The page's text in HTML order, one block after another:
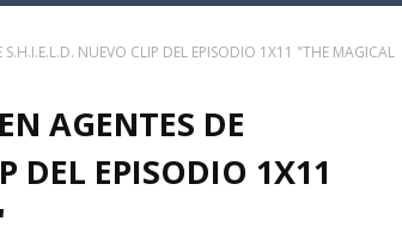
S.H.I.E.L.D. NUEVO CLIP DEL EPISODIO 1X11 "THE MAGICAL
AGENTES DE
DEL EPISODIO 1X11